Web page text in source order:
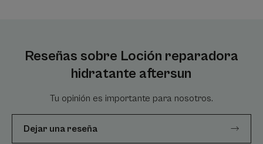
Reseñas sobre Loción reparadora
hidratante aftersun
Tu opinión es importante para nosotros.
Dejar una reseña